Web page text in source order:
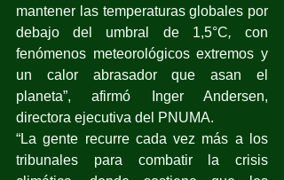
mantener las temperaturas globales por
debajo del umbral de 1,5°C, con
fenómenos meteorológicos extremos y
un calor abrasador que asan el
planeta”, afirmó Inger Andersen,
directora ejecutiva del PNUMA.
“La gente recurre cada vez más a los
tribunales para combatir la crisis